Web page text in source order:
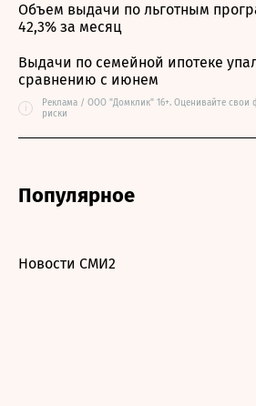
Объем выдачи по льготным
42,3% за месяц
Выдачи по семейной ипотеке
сравнению с июнем
i
Реклама / ООО "Домклик" 16+. Оценивайте
риски
Популярное
Новости СМИ2